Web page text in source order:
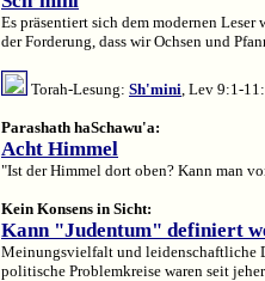
Es präsentiert sich dem modernen
der Forderung, dass wir Ochsen und
Torah-Lesung: Sh'mini, Lev 9:1-
Parashath haSchawu'a:
Acht Himmel
"Ist der Himmel dort oben? Kann man
Kein Konsens in Sicht:
Kann "Judentum" definiert
Meinungsvielfalt und leidenschaftliche
politische Problemkreise waren seit